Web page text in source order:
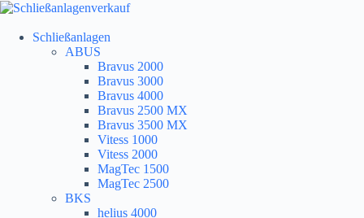
Schließanlagen
ABUS
Bravus 2000
Bravus 3000
Bravus 4000
Bravus 2500 MX
Bravus 3500 MX
Vitess 1000
Vitess 2000
MagTec 1500
MagTec 2500
BKS
helius 4000